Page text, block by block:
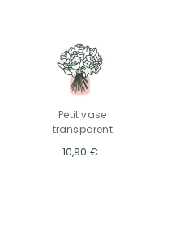
Petit vase
transparent
10,90 €